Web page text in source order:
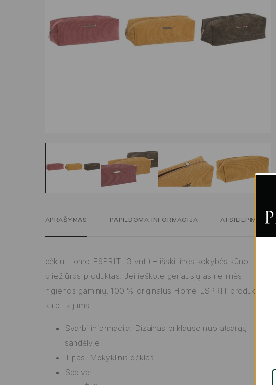
APRAŠYMAS PAPILDOMA INFORMACIJA ATSILIEPIMAI
dėklu Home ESPRIT (3 vnt.) – išskirtinės kokybės kūno
priežiūros produktas. Jei ieškote geriausių asmeninės
higienos gaminių, 100 % originalūs Home ESPRIT produktai –
kaip tik jums.
Svarbi informacija: Dizainas priklauso nuo atsargų
sandėlyje
Tipas: Mokyklinis dėklas
Spalva: